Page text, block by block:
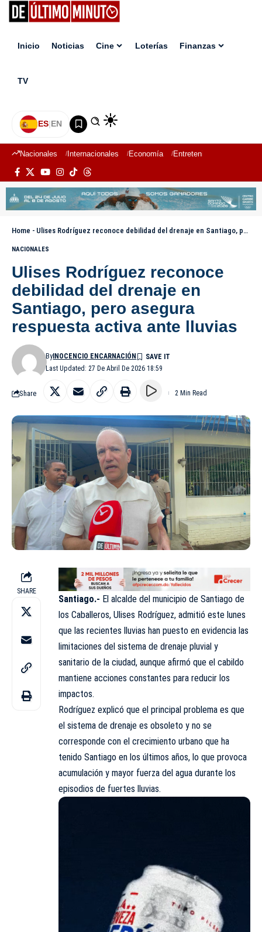
Inicio Noticias Cine Loterías Finanzas
TV
ES|EN
Nacionales Internacionales Economía Entretenimiento
Home - Ulises Rodríguez reconoce debilidad del drenaje en Santiago, pero asegura respuesta activa ante lluvias
NACIONALES
Ulises Rodríguez reconoce
debilidad del drenaje en
Santiago, pero asegura
respuesta activa ante lluvias
Last Updated: 27 De Abril De 2026 18:59
ByINOCENCIO ENCARNACIÓN
Share 2 Min Read
SHARE
Santiago.- El alcalde del municipio de Santiago de
los Caballeros, Ulises Rodríguez, admitió este lunes
que las recientes lluvias han puesto en evidencia las
limitaciones del sistema de drenaje pluvial y
sanitario de la ciudad, aunque afirmó que el cabildo
mantiene acciones constantes para reducir los
impactos.
Rodríguez explicó que el principal problema es que
el sistema de drenaje es obsoleto y no se
corresponde con el crecimiento urbano que ha
tenido Santiago en los últimos años, lo que provoca
acumulación y mayor fuerza del agua durante los
episodios de fuertes lluvias.